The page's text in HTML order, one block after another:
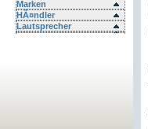
Marken
HÃ¤ndler
Lautsprecher